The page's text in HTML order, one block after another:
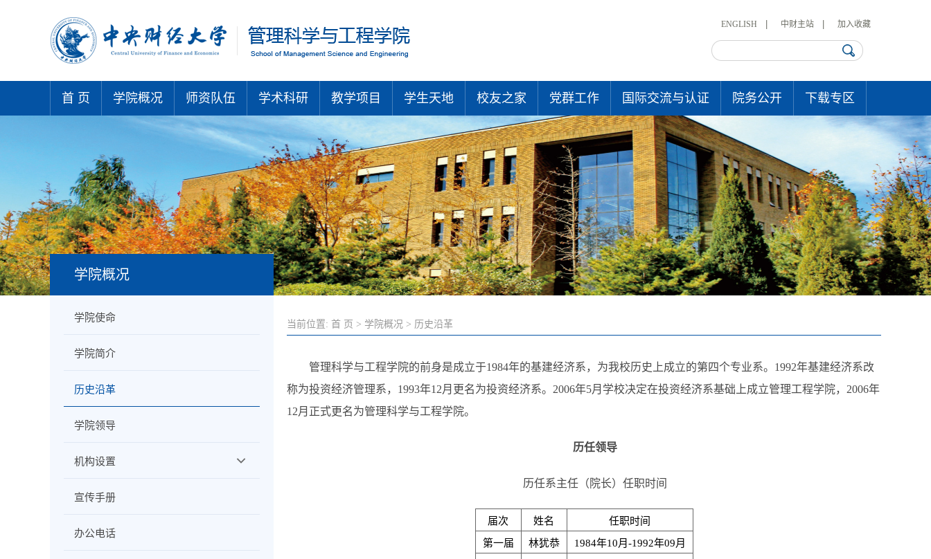
ENGLISH 中财主站 加入收藏
首 页 学院概况 师资队伍 学术科研 教学项目 学生天地 校友之家 党群工作 国际交流与认证 院务公开 下载专区
学院概况
学院使命
学院简介
历史沿革
学院领导
机构设置
宣传手册
办公电话
当前位置: 首 页 > 学院概况 > 历史沿革
管理科学与工程学院的前身是成立于1984年的基建经济系，为我校历史上成立的第四个专业系。1992年基建经济系改
称为投资经济管理系，1993年12月更名为投资经济系。2006年5月学校决定在投资经济系基础上成立管理工程学院，2006年
12月正式更名为管理科学与工程学院。
历任领导
历任系主任（院长）任职时间
届次 姓名
任职时间
第一届
林犹恭
1984年10月-1992年09月